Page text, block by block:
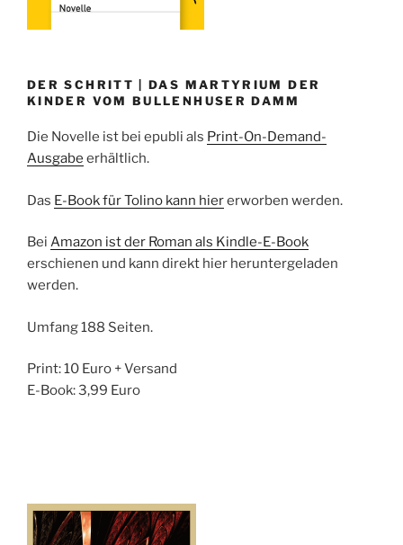
DER SCHRITT | DAS MARTYRIUM DER
KINDER VOM BULLENHUSER DAMM
Die Novelle ist bei epubli als Print-On-Demand-
Ausgabe erhältlich.
Das E-Book für Tolino kann hiererworben werden.
Bei Amazon ist der Roman als Kindle-E-Book
erschienen und kann direkt hier heruntergeladen
werden.
Umfang 188 Seiten.
Print: 10 Euro + Versand
E-Book: 3,99 Euro